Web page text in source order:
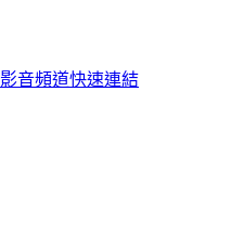
影音頻道快速連結